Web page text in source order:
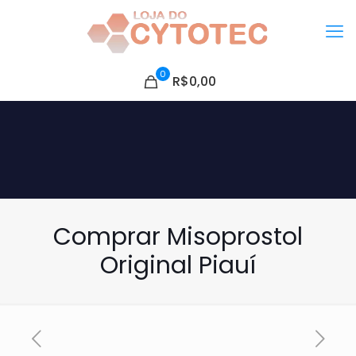
0 R$0,00
Comprar Misoprostol
Original Piauí